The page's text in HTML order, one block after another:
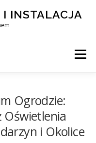
INSTALACJA
Menu
INTELIGENTNE
Ogrodzie:
i Okolice